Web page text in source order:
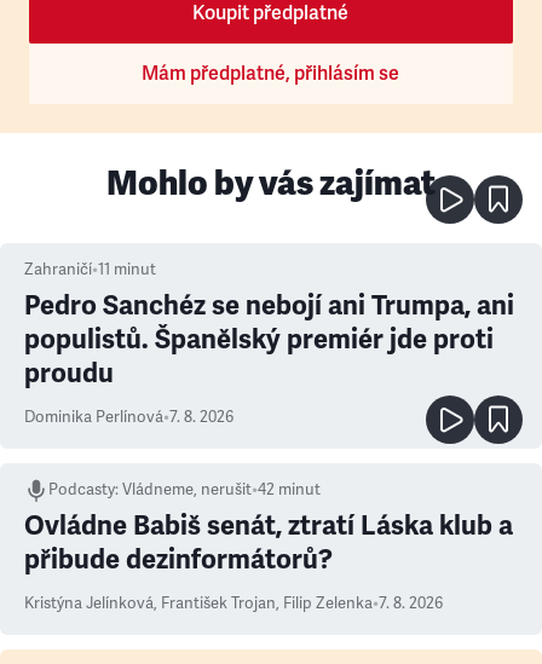
Koupit předplatné
Mám předplatné, přihlásím se
Mohlo by vás zajímat
Zahraničí•11 minut
Pedro Sanchéz se nebojí ani Trumpa, ani
populistů. Španělský premiér jde proti
proudu
Dominika Perlínová•7. 8. 2026
Podcasty:Vládneme, nerušit•42 minut
Ovládne Babiš senát, ztratí Láska klub a
přibude dezinformátorů?
Kristýna Jelínková, František Trojan, Filip Zelenka•7. 8. 2026